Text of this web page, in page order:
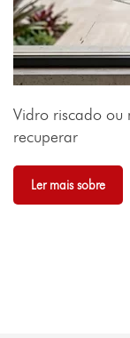
Vidro riscado ou
recuperar
Ler mais sobre